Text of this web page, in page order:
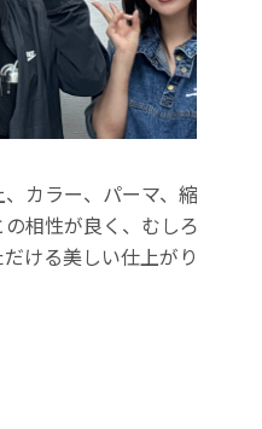
カラー、パーマ、縮
相性が良く、むしろ
ける美しい仕上がり